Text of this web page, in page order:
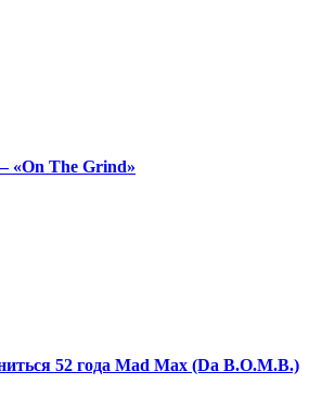
«On The Grind»
52 года Mad Max (Da B.O.M.B.)